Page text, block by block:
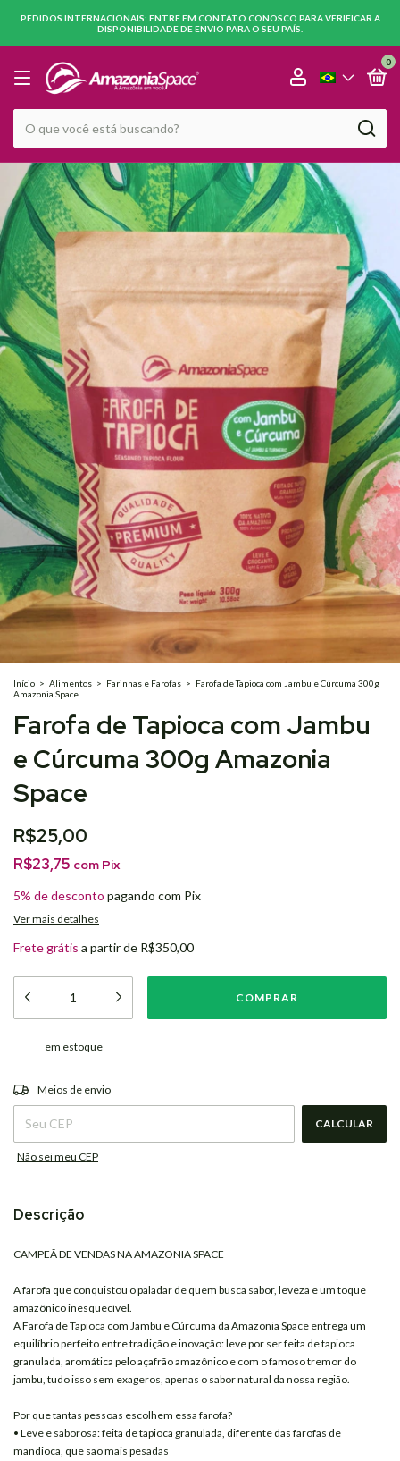
PEDIDOS INTERNACIONAIS: ENTRE EM CONTATO CONOSCO PARA VERIFICAR A
DISPONIBILIDADE DE ENVIO PARA O SEU PAÍS.
0
Início > Alimentos > Farinhas e Farofas > Farofa de Tapioca com Jambu e Cúrcuma 300g
Amazonia Space
Farofa de Tapioca com Jambu
e Cúrcuma 300g Amazonia
Space
R$25,00
R$23,75 com Pix
5% de desconto pagando com Pix
Ver mais detalhes
Frete grátis a partir de R$350,00
em estoque
Entregas para o CEP:
Meios de envio
CALCULAR
Não sei meu CEP
Descrição
CAMPEÃ DE VENDAS NA AMAZONIA SPACE
A farofa que conquistou o paladar de quem busca sabor, leveza e um toque
amazônico inesquecível.
A Farofa de Tapioca com Jambu e Cúrcuma da Amazonia Space entrega um
equilíbrio perfeito entre tradição e inovação: leve por ser feita de tapioca
granulada, aromática pelo açafrão amazônico e com o famoso tremor do
jambu, tudo isso sem exageros, apenas o sabor natural da nossa região.
Por que tantas pessoas escolhem essa farofa?
• Leve e saborosa: feita de tapioca granulada, diferente das farofas de
mandioca, que são mais pesadas